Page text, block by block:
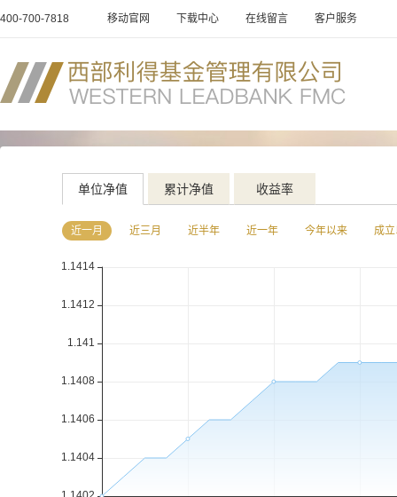
400-700-7818 移动官网 下载中心 在线留言 客户服务
单位净值 累计净值 收益率
近一月 近三月 近半年 近一年 今年以来 成